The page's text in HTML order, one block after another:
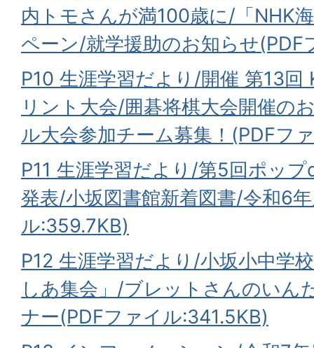
内トモさんが満100歳に/「NHK
ペーン/就学援助のお知らせ(PDF
P10 生涯学習だより/開催 第13回
リント大会/囲碁将棋大会開催の
ル大会参加チーム募集！(PDFフ
P11 生涯学習だより/第5回ポッ
発表/小坂図書館新着図書/令和6
ル:359.7KB)
P12 生涯学習だより/小坂小中学
しあ集会」/ブレットさんのいん
ナー(PDFファイル:341.5KB)